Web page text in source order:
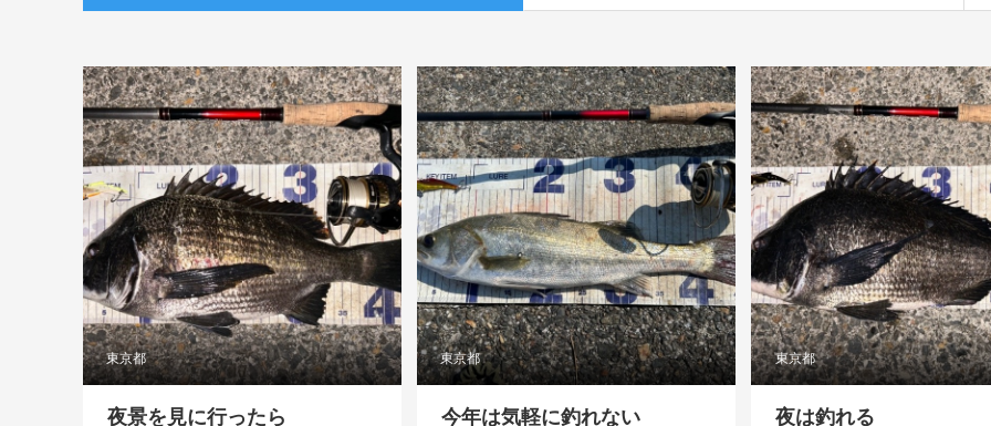
東京都
夜景を見に行ったら
東京都
今年は気軽に釣れない
東京都
夜は釣れる